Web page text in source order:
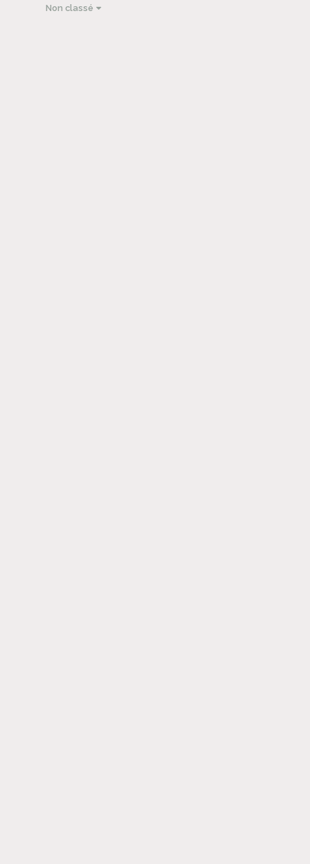
Non classé